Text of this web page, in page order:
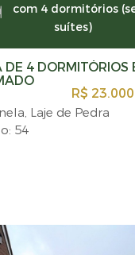
com 4 dormitórios
suítes)
DE 4 DORMITÓRIOS
R$
Laje de Pedra
54